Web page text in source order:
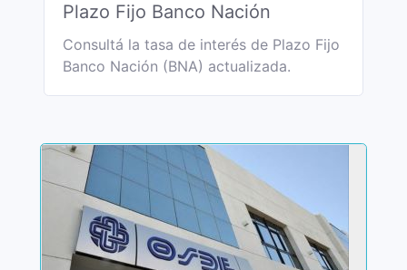
Plazo Fijo Banco Nación
Consultá la tasa de interés de Plazo Fijo
Banco Nación (BNA) actualizada.